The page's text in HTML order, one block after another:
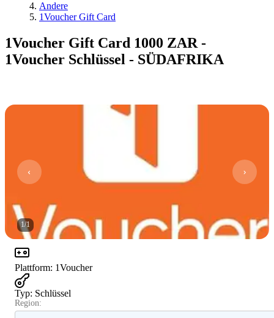
Andere
1Voucher Gift Card
1Voucher Gift Card 1000 ZAR -
1Voucher Schlüssel - SÜDAFRIKA
1/1
Plattform: 1Voucher
Typ: Schlüssel
Region: